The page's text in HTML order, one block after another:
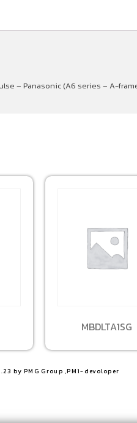
– Panasonic (A6 series – A-
MBDLTA1SG
by PMG Group ,PM1-devoloper​